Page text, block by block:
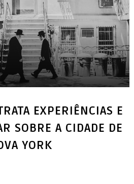
EXPERIÊNCIAS E
SOBRE A CIDADE DE